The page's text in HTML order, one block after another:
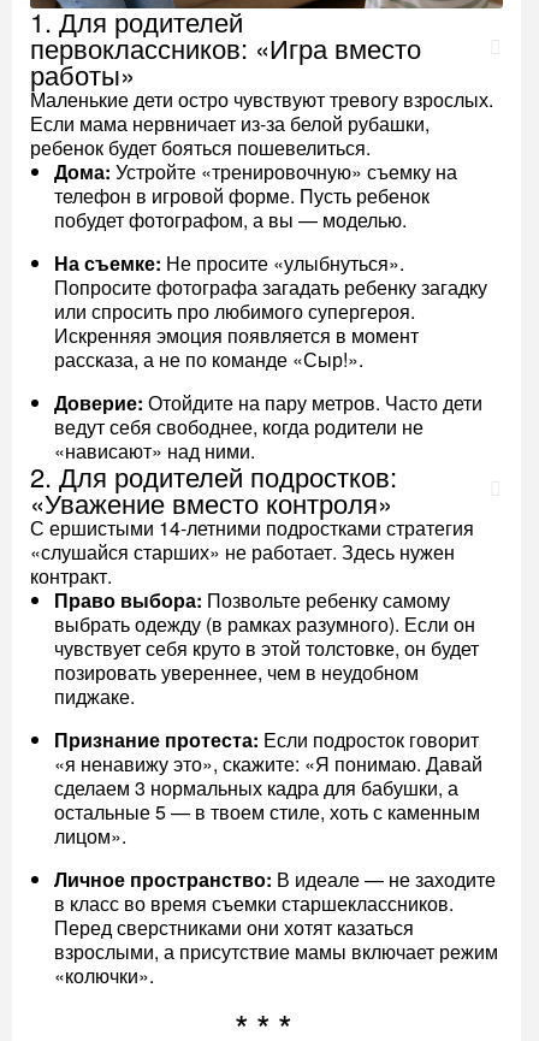
1. Для родителей
первоклассников: «Игра вместо
работы»
Маленькие дети остро чувствуют тревогу взрослых.
Если мама нервничает из-за белой рубашки,
ребенок будет бояться пошевелиться.
Дома: Устройте «тренировочную» съемку на
телефон в игровой форме. Пусть ребенок
побудет фотографом, а вы — моделью.
На съемке: Не просите «улыбнуться».
Попросите фотографа загадать ребенку загадку
или спросить про любимого супергероя.
Искренняя эмоция появляется в момент
рассказа, а не по команде «Сыр!».
Доверие: Отойдите на пару метров. Часто дети
ведут себя свободнее, когда родители не
«нависают» над ними.
2. Для родителей подростков:
«Уважение вместо контроля»
С ершистыми 14-летними подростками стратегия
«слушайся старших» не работает. Здесь нужен
контракт.
Право выбора: Позвольте ребенку самому
выбрать одежду (в рамках разумного). Если он
чувствует себя круто в этой толстовке, он будет
позировать увереннее, чем в неудобном
пиджаке.
Признание протеста: Если подросток говорит
«я ненавижу это», скажите: «Я понимаю. Давай
сделаем 3 нормальных кадра для бабушки, а
остальные 5 — в твоем стиле, хоть с каменным
лицом».
Личное пространство: В идеале — не заходите
в класс во время съемки старшеклассников.
Перед сверстниками они хотят казаться
взрослыми, а присутствие мамы включает режим
«колючки».